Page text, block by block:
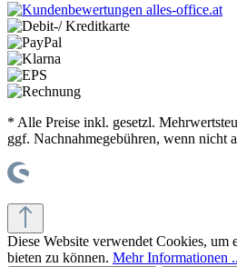
* Alle Preise inkl. gesetzl.
ggf. Nachnahmegebühren, wenn nicht
Diese Website verwendet Cookies, um
bieten zu können. Mehr Informationen